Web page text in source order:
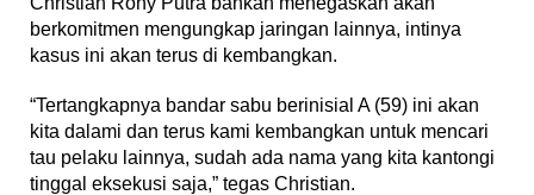
berkomitmen mengungkap jaringan lainnya, intinya
kasus ini akan terus di kembangkan.
“Tertangkapnya bandar sabu berinisial A (59) ini akan
kita dalami dan terus kami kembangkan untuk mencari
tau pelaku lainnya, sudah ada nama yang kita kantongi
tinggal eksekusi saja,” tegas Christian.